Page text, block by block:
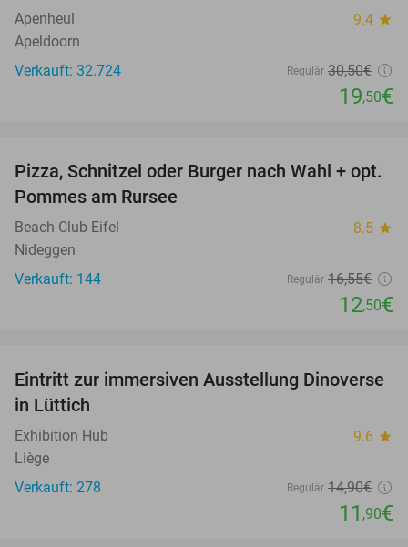
Apenheul 9.4 star
Apeldoorn
Verkauft: 32.724
Regulär 30,50€
19,50€
24%
Pizza, Schnitzel oder Burger nach Wahl + opt.
Pommes am Rursee
Beach Club Eifel 8.5 star
Nideggen
Verkauft: 144
Regulär 16,55€
12,50€
20%
Eintritt zur immersiven Ausstellung Dinoverse
in Lüttich
Exhibition Hub 9.6 star
Liège
Verkauft: 278
Regulär 14,90€
11 ,90€